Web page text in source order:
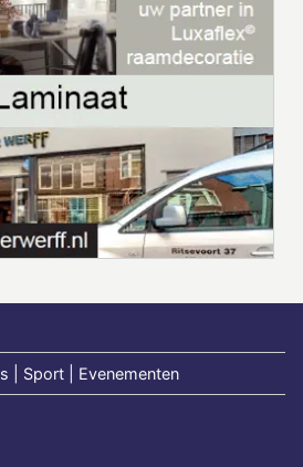
| Sport | Evenementen